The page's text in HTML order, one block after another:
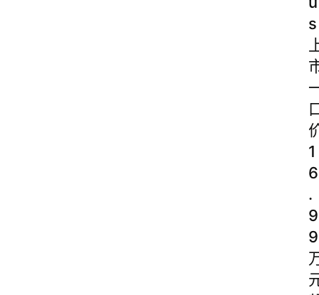
s
1
6
.
9
9